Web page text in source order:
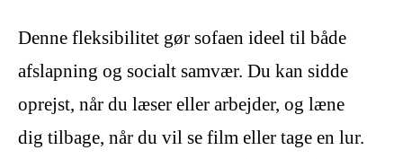
Denne fleksibilitet gør sofaen ideel til både
afslapning og socialt samvær. Du kan sidde
oprejst, når du læser eller arbejder, og læne
dig tilbage, når du vil se film eller tage en lur.